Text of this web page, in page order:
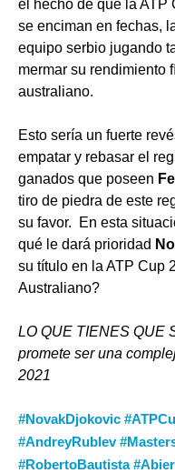
el hecho de que la ATP
se enciman en fechas,
equipo serbio jugando
mermar su rendimiento
australiano.
Esto sería un fuerte
empatar y rebasar el
ganados que poseen
tiro de piedra de este
su favor. En esta
qué le dará prioridad
su título en la ATP Cup
Australiano?
LO QUE TIENES QUE
promete ser una
2021
#NovakDjokovic
#AndreyRublev
#RobertoBautista